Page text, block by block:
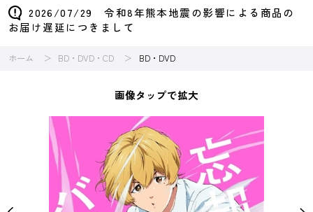
2026/07/29 令和8年熊本地震の影響による商品の
お届け遅延につきまして
ホーム BD・DVD・CD BD・DVD
画像タップで拡大